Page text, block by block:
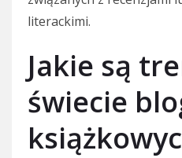
literackimi.
Jakie są
świecie